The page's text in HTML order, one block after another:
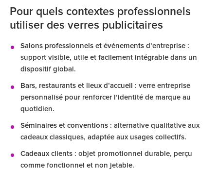
Pour quels contextes professionnels
utiliser des verres publicitaires
Salons professionnels et événements d’entreprise :
support visible, utile et facilement intégrable dans un
dispositif global.
Bars, restaurants et lieux d’accueil
: verre entreprise
personnalisé pour renforcer l’identité de marque au
quotidien.
Séminaires et conventions : alternative qualitative aux
cadeaux classiques, adaptée aux usages collectifs.
Cadeaux clients : objet promotionnel durable, perçu
comme fonctionnel et non jetable.